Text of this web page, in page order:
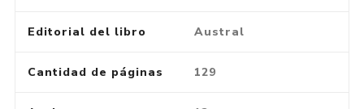
Editorial del libro Austral
Cantidad de páginas 129